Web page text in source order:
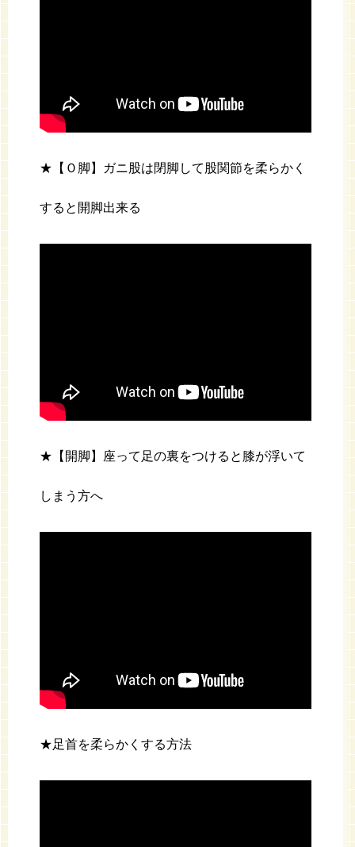
★【Ｏ脚】ガニ股は閉脚して股関節を柔らかく
すると開脚出来る
★【開脚】座って足の裏をつけると膝が浮いて
しまう方へ
★足首を柔らかくする方法